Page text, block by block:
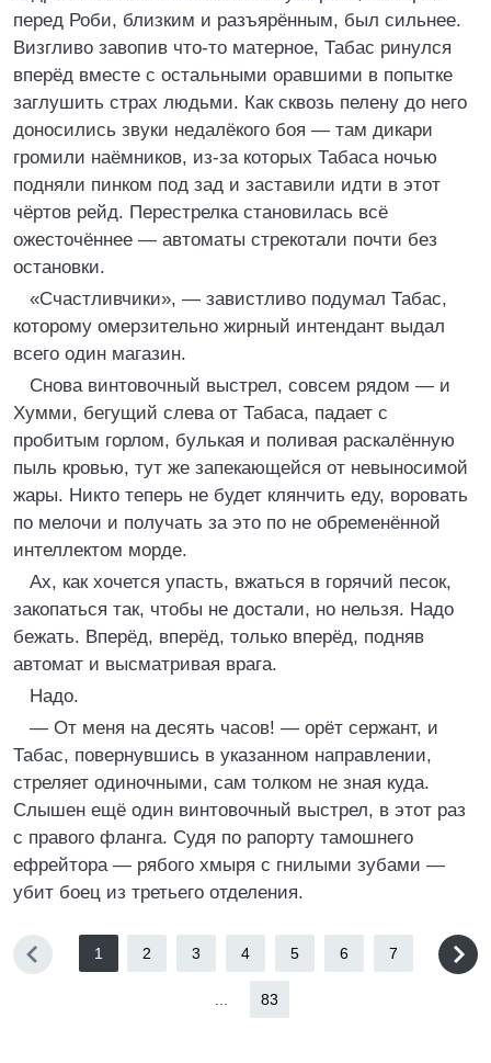
перед Роби, близким и разъярённым, был сильнее.
Визгливо завопив что-то матерное, Табас ринулся
вперёд вместе с остальными оравшими в попытке
заглушить страх людьми. Как сквозь пелену до него
доносились звуки недалёкого боя — там дикари
громили наёмников, из-за которых Табаса ночью
подняли пинком под зад и заставили идти в этот
чёртов рейд. Перестрелка становилась всё
ожесточённее — автоматы стрекотали почти без
остановки.
«Счастливчики», — завистливо подумал Табас,
которому омерзительно жирный интендант выдал
всего один магазин.
Снова винтовочный выстрел, совсем рядом — и
Хумми, бегущий слева от Табаса, падает с
пробитым горлом, булькая и поливая раскалённую
пыль кровью, тут же запекающейся от невыносимой
жары. Никто теперь не будет клянчить еду, воровать
по мелочи и получать за это по не обременённой
интеллектом морде.
Ах, как хочется упасть, вжаться в горячий песок,
закопаться так, чтобы не достали, но нельзя. Надо
бежать. Вперёд, вперёд, только вперёд, подняв
автомат и высматривая врага.
Надо.
— От меня на десять часов! — орёт сержант, и
Табас, повернувшись в указанном направлении,
стреляет одиночными, сам толком не зная куда.
Слышен ещё один винтовочный выстрел, в этот раз
с правого фланга. Судя по рапорту тамошнего
ефрейтора — рябого хмыря с гнилыми зубами —
убит боец из третьего отделения.
1 2 3 4 5 6 7
83